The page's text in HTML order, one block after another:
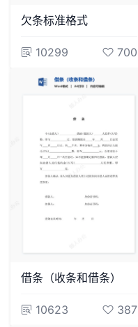
欠条标准格式
10299 700
借条（收条和借条）
10623 387